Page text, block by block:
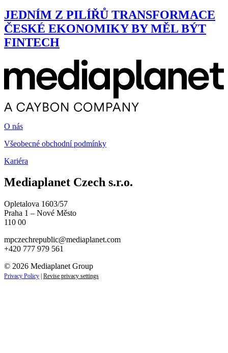
JEDNÍM Z PILÍŘŮ TRANSFORMACE
ČESKÉ EKONOMIKY BY MĚL BÝT
FINTECH
O nás
Všeobecné obchodní podmínky
Kariéra
Mediaplanet Czech s.r.o.
Opletalova 1603/57
Praha 1 – Nové Město
110 00
mpczechrepublic@mediaplanet.com
+420 777 979 561
© 2026 Mediaplanet Group
Privacy Policy Revise privacy settings